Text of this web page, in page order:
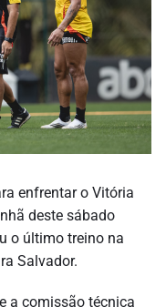
enfrentar o Vitória
deste sábado
o último treino na
Salvador.
a comissão técnica